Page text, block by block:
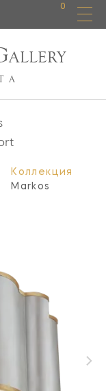
0
ALLERY
Коллекция
Markos